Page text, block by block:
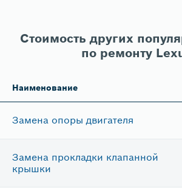
Стоимость других
по ремонту
Наименование
Замена опоры двигателя
Замена прокладки клапанной
крышки